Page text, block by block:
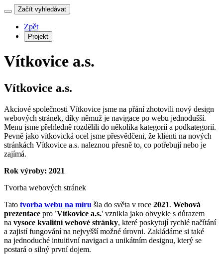
Začít vyhledávat
Zpět
Projekt
Vítkovice a.s.
Vítkovice a.s.
Akciové společnosti Vítkovice jsme na přání zhotovili nový design
webových stránek, díky němuž je navigace po webu jednodušší.
Menu jsme přehledně rozdělili do několika kategorií a podkategorií.
Pevně jako vítkovická ocel jsme přesvědčeni, že klienti na nových
stránkách Vítkovice a.s. naleznou přesně to, co potřebují nebo je
zajímá.
Rok výroby: 2021
Tvorba webových stránek
Tato tvorba webu na míru šla do světa v roce 2021. Webová
prezentace pro 'Vítkovice a.s.' vznikla jako obvykle s důrazem
na vysoce kvalitní webové stránky, které poskytují rychlé načítání
a zajistí fungování na nejvyšší možné úrovni. Zakládáme si také
na jednoduché intuitivní navigaci a unikátním designu, který se
postará o silný první dojem.